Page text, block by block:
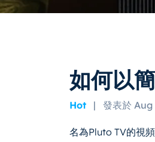
如何以
Hot | 發表於
名為Pluto TV的視